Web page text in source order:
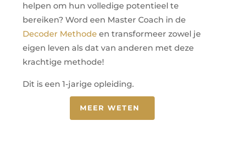
helpen om hun volledige potentieel te
bereiken? Word een Master Coach in de
Decoder Methode en transformeer zowel je
eigen leven als dat van anderen met deze
krachtige methode!
Dit is een 1-jarige opleiding.
MEER WETEN